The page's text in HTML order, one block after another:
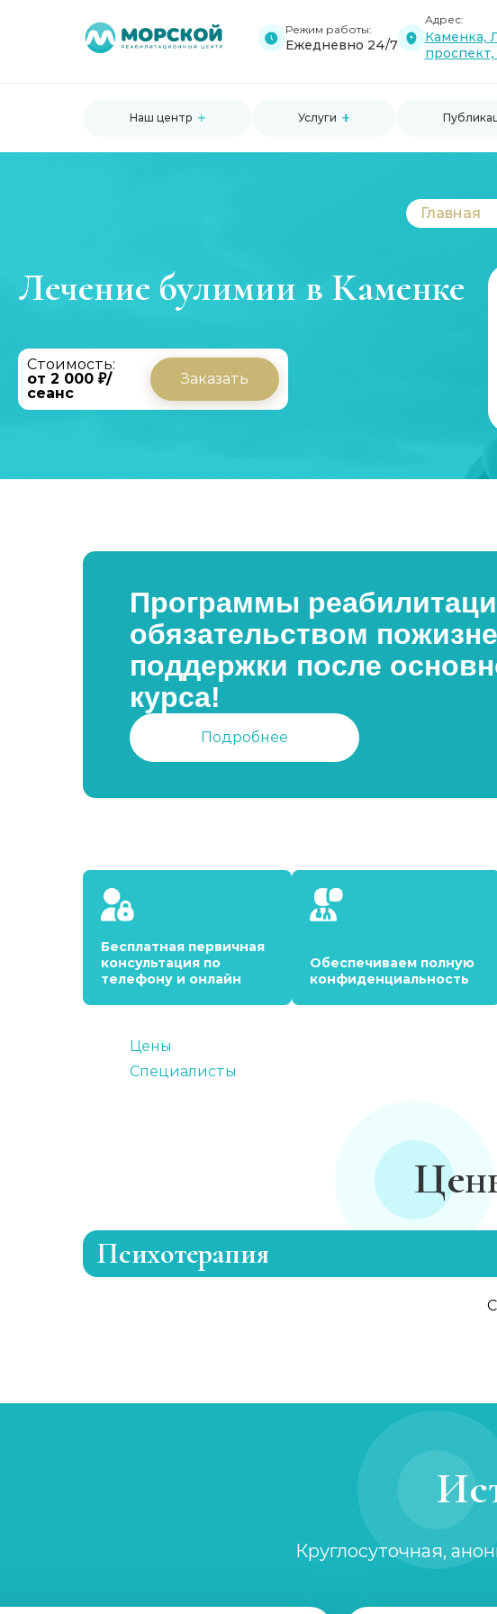
Режим работы:
Ежедневно 24/7
Адрес:
Каменка,
проспект,
Наш центр Услуги
Главная
Лечение булимии в Каменке
Стоимость:
от 2 000 ₽/
сеанс
Заказать
Программы
обязательством
поддержки после
курса!
Подробнее
Бесплатная первичная
консультация по
телефону и онлайн
Обеспечиваем полную
конфиденциальность
Цены
Специалисты
Психотерапия
Круглосуточная,